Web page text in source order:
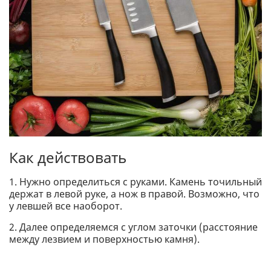
Как действовать
1. Нужно определиться с руками. Камень точильный
держат в левой руке, а нож в правой. Возможно, что
у левшей все наоборот.
2. Далее определяемся с углом заточки (расстояние
между лезвием и поверхностью камня).